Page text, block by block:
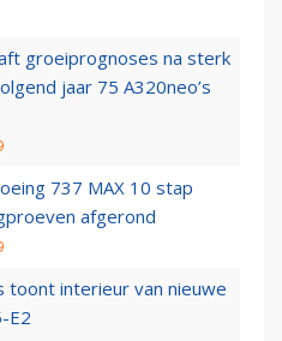
groeiprognoses na sterk
jaar 75 A320neo’s
737 MAX 10 stap
afgerond
toont interieur van nieuwe
E2